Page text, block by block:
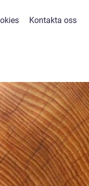
Kontakta oss